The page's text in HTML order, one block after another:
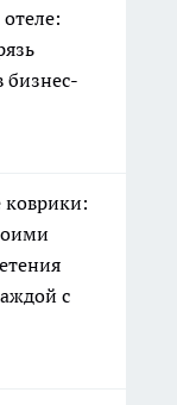
бизнес-
коврики:
с